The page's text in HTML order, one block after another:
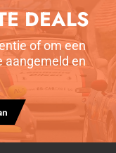
DEALS
of om een
aangemeld en